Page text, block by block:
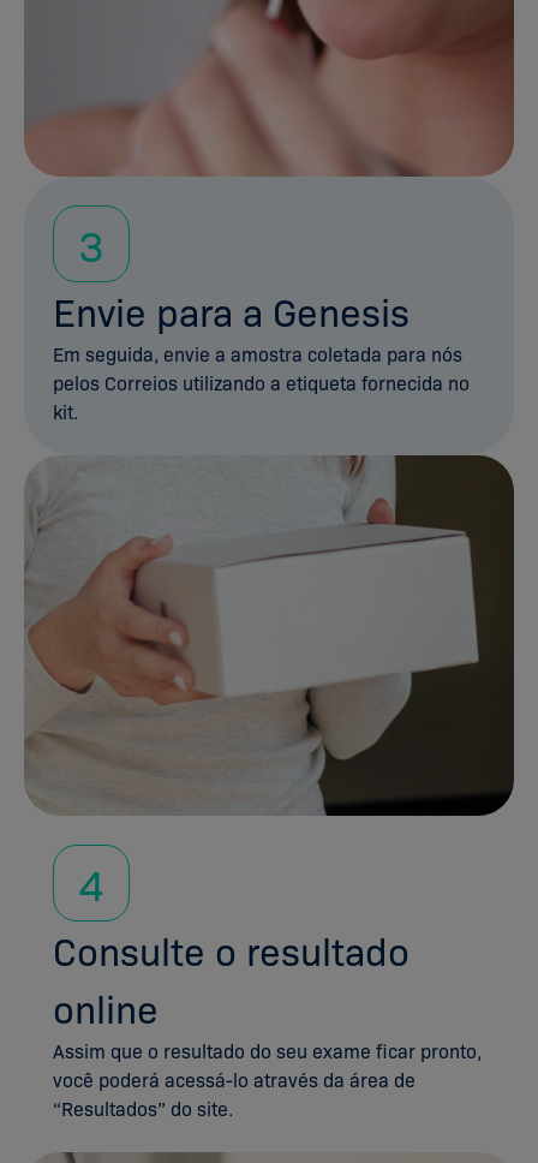
3
Envie para a Genesis
Em seguida, envie a amostra coletada para nós
pelos Correios utilizando a etiqueta fornecida no
kit.
4
Consulte o resultado
online
Assim que o resultado do seu exame ficar pronto,
você poderá acessá-lo através da área de
“Resultados” do site.